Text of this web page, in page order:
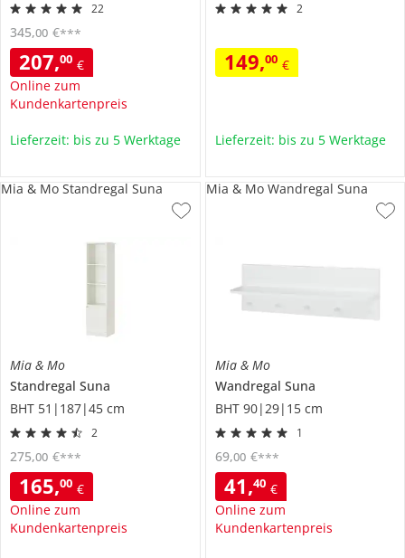
22
207,00 €
Online zum
Kundenkartenpreis
345,00 €***
Lieferzeit: bis zu 5 Werktage
2
149,00 €
Lieferzeit: bis zu 5 Werktage
Mia & Mo
Standregal Suna
BHT 51|187|45 cm
2
165,00 €
Online zum
Kundenkartenpreis
275,00 €***
Mia & Mo Standregal Suna
Mia & Mo
Wandregal Suna
BHT 90|29|15 cm
1
41,40 €
Online zum
Kundenkartenpreis
69,00 €***
Mia & Mo Wandregal Suna